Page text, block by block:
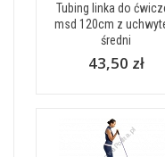
Tubing linka do
msd 120cm z
średni
43,50 zł